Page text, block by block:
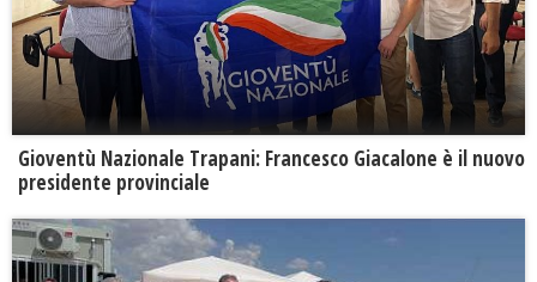
Gioventù Nazionale Trapani: Francesco Giacalone è il nuovo
presidente provinciale